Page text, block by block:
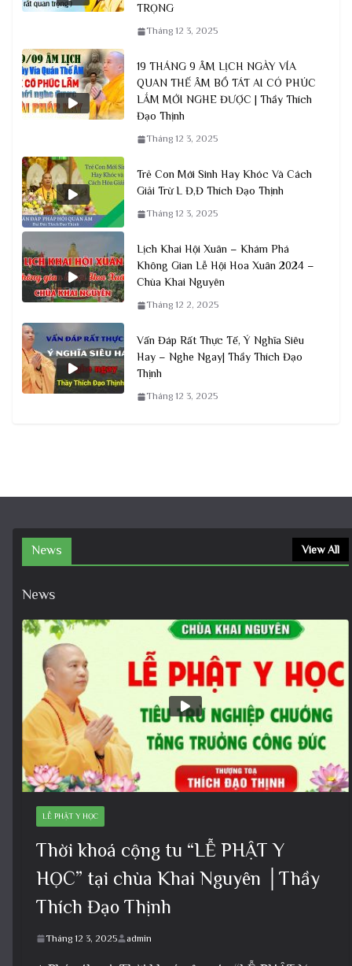
TRỌNG
Tháng 12 3, 2025
19 THÁNG 9 ÂM LỊCH NGÀY VÍA
QUAN THẾ ÂM BỒ TÁT AI CÓ PHÚC
LẮM MỚI NGHE ĐƯỢC | Thầy Thích
Đạo Thịnh
Tháng 12 3, 2025
Trẻ Con Mới Sinh Hay Khóc Và Cách
Giải Trừ L Đ,Đ Thích Đạo Thịnh
Tháng 12 3, 2025
Lịch Khai Hội Xuân – Khám Phá
Không Gian Lễ Hội Hoa Xuân 2024 –
Chùa Khai Nguyên
Tháng 12 2, 2025
Vấn Đáp Rất Thực Tế, Ý Nghĩa Siêu
Hay – Nghe Ngay| Thầy Thích Đạo
Thịnh
Tháng 12 3, 2025
News View All
News
LỄ PHẬT Y HỌC
Thời khoá cộng tu “LỄ PHẬT Y
HỌC” tại chùa Khai Nguyên │Thầy
Thích Đạo Thịnh
Tháng 12 3, 2025 admin